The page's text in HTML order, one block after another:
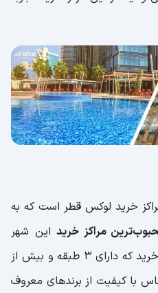
مراکز خرید لوکس قطر است که به
مراکز خریداین شهر
محسوب می‌شود. در این مرکز خرید که دارای 3 طبقه و بیش از
با کیفیت از برندهای معروف